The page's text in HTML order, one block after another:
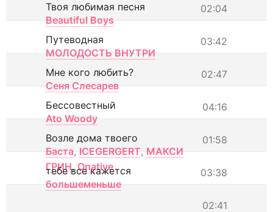
02:04
Твоя любимая песня
Beautiful Boys
03:42
Путеводная
МОЛОДОСТЬ ВНУТРИ
02:47
Мне кого любить?
Сеня Слесарев
04:16
Бессовестный
Ato Woody
01:58
Возле дома твоего
Баста, ICEGERGERT, МАКСИ
ГРИН, Onative 03:38
тебе все кажется
большеменьше
02:41